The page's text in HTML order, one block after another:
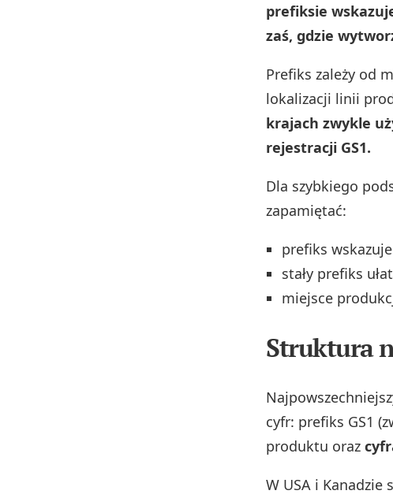
prefiksie
zaś, gdzie
Prefiks zależy od
lokalizacji linii
krajach zwykle
rejestracji GS1.
Dla szybkiego
zapamiętać:
prefiks
stały prefiks
miejsce
Struktura
cyfr: prefiks GS1
produktu oraz
W USA i Kanadzie